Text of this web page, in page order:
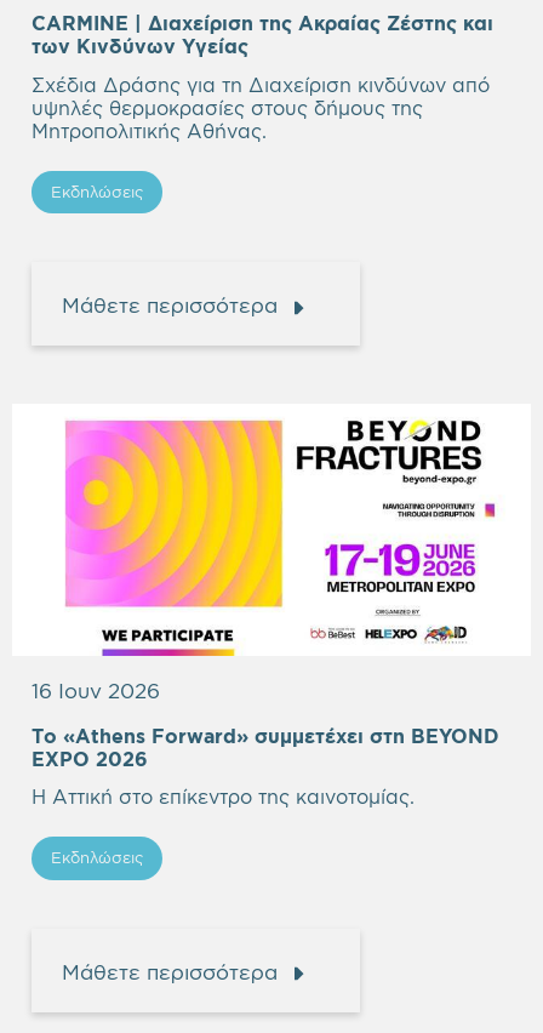
CARMINE | Διαχείριση της Aκραίας Ζέστης και
των Κινδύνων Υγείας
Σχέδια Δράσης για τη Διαχείριση κινδύνων από
υψηλές θερμοκρασίες στους δήμους της
Μητροπολιτικής Αθήνας.
Εκδηλώσεις
Μάθετε περισσότερα
16 Ιουν 2026
Το «Athens Forward» συμμετέχει στη BEYOND
EXPO 2026
Η Αττική στο επίκεντρο της καινοτομίας.
Εκδηλώσεις
Μάθετε περισσότερα